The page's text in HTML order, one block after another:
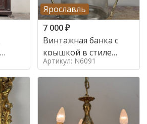
Ярославль
7 000₽
Винтажная банка с
крышкой в стиле
Италия,
Артикул: N6091